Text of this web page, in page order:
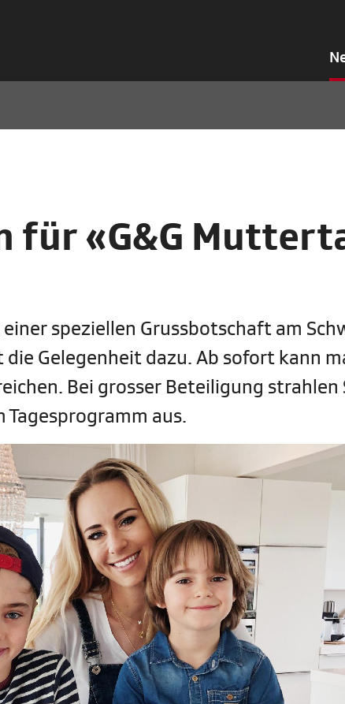
für «G&G
speziellen Grussbotschaft am
Gelegenheit dazu. Ab sofort kann
Bei grosser Beteiligung strahlen
Tagesprogramm aus.